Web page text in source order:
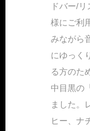
ドバー/
様にご利
みながら
にゆっく
る方のた
中目黒の
ました。
ヒー、ナ